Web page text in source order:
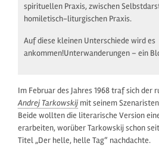
spirituellen Praxis, zwischen
homiletisch-liturgischen Praxis.
Auf diese kleinen Unterschiede wird es
ankommen!Unterwanderungen – ein
Im Februar des Jahres 1968 traf sich der
Andrej Tarkowskij mit seinem
Beide wollten die literarische Version
erarbeiten, worüber Tarkowskij schon
Titel „Der helle, helle Tag“ nachdachte.